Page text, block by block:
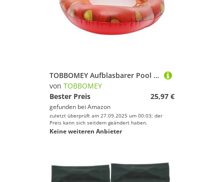
Schlafsäcke von TOBBOMEY
Bälle von TOBBOMEY
Protektoren von TOBBOMEY
Boxsäcke & Boxzubehör von TOBBOMEY
Kugeln von TOBBOMEY
Kletterausrüstung von TOBBOMEY
Lampen von TOBBOMEY
TOBBOMEY Aufblasbarer Pool Float Erwachsene Erdbeer Design mit Netz Schwimmsessel Wassermatratze Sommer Party Schwimmbad Lounge Zubehör
von TOBBOMEY
Bester Preis
25,97 €
gefunden bei Amazon
zuletzt überprüft am 27.09.2025 um 00:03; der
Preis kann sich seitdem geändert haben.
Keine weiteren Anbieter